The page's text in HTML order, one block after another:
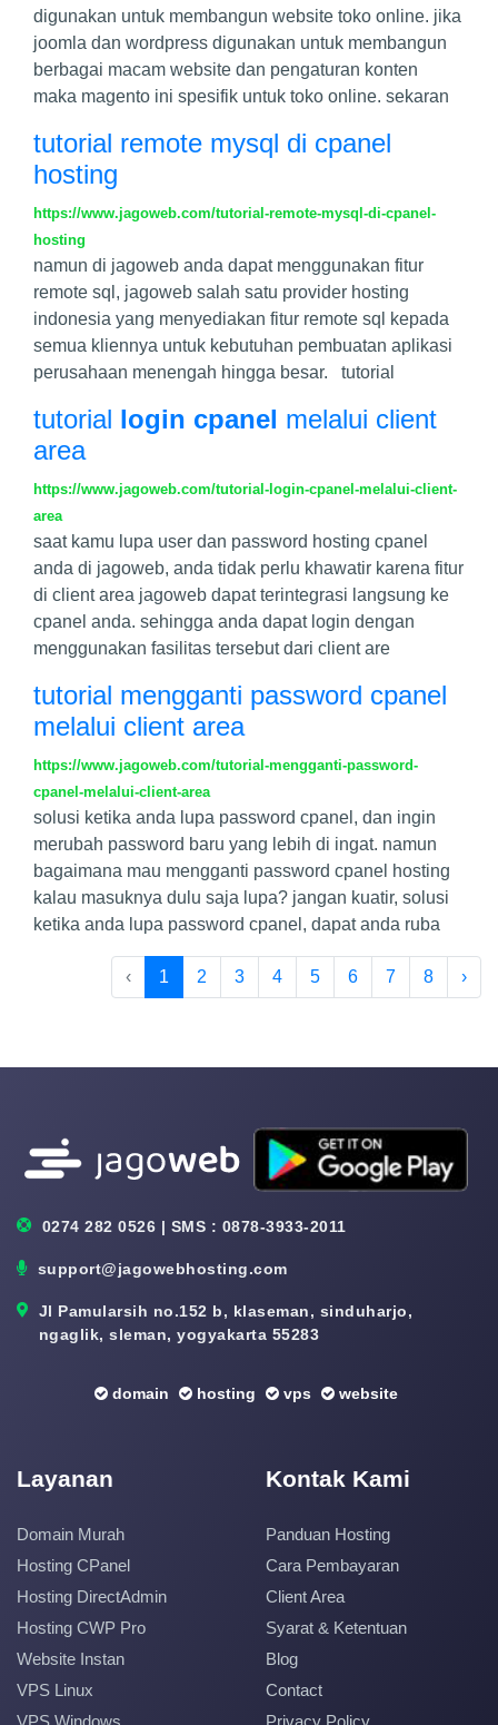
digunakan untuk membangun website toko online. jika
joomla dan wordpress digunakan untuk membangun
berbagai macam website dan pengaturan konten
maka magento ini spesifik untuk toko online. sekaran
tutorial remote mysql di cpanel
hosting
https://www.jagoweb.com/tutorial-remote-mysql-di-cpanel-
hosting
namun di jagoweb anda dapat menggunakan fitur
remote sql, jagoweb salah satu provider hosting
indonesia yang menyediakan fitur remote sql kepada
semua kliennya untuk kebutuhan pembuatan aplikasi
perusahaan menengah hingga besar. tutorial
tutorial login cpanel melalui client
area
https://www.jagoweb.com/tutorial-login-cpanel-melalui-client-
area
saat kamu lupa user dan password hosting cpanel
anda di jagoweb, anda tidak perlu khawatir karena fitur
di client area jagoweb dapat terintegrasi langsung ke
cpanel anda. sehingga anda dapat login dengan
menggunakan fasilitas tersebut dari client are
tutorial mengganti password cpanel
melalui client area
https://www.jagoweb.com/tutorial-mengganti-password-
cpanel-melalui-client-area
solusi ketika anda lupa password cpanel, dan ingin
merubah password baru yang lebih di ingat. namun
bagaimana mau mengganti password cpanel hosting
kalau masuknya dulu saja lupa? jangan kuatir, solusi
ketika anda lupa password cpanel, dapat anda ruba
‹ 1 2 3 4 5 6 7 8 ›
0274 282 0526 | SMS : 0878-3933-2011
support@jagowebhosting.com
Jl Pamularsih no.152 b, klaseman, sinduharjo,
ngaglik, sleman, yogyakarta 55283
domain hosting vps website
Layanan
Domain Murah
Hosting CPanel
Hosting DirectAdmin
Hosting CWP Pro
Website Instan
VPS Linux
VPS Windows
Kontak Kami
Panduan Hosting
Cara Pembayaran
Client Area
Syarat & Ketentuan
Blog
Contact
Privacy Policy